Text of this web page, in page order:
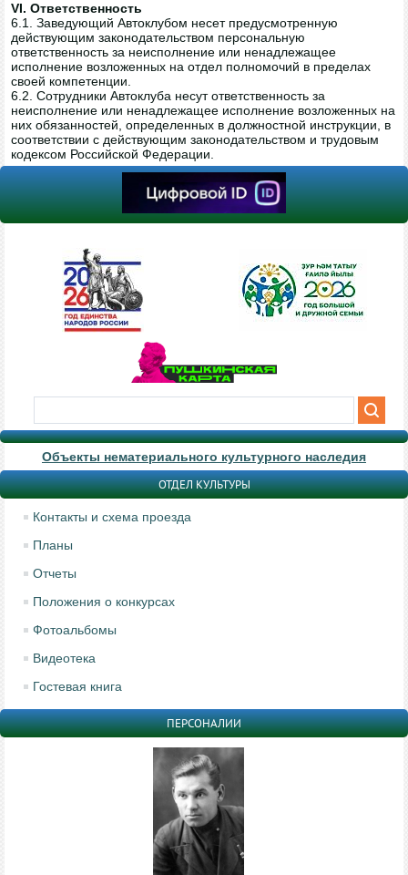
VI. Ответственность
6.1. Заведующий Автоклубом несет предусмотренную
действующим законодательством персональную
ответственность за неисполнение или ненадлежащее
исполнение возложенных на отдел полномочий в пределах
своей компетенции.
6.2. Сотрудники Автоклуба несут ответственность за
неисполнение или ненадлежащее исполнение возложенных на
них обязанностей, определенных в должностной инструкции, в
соответствии с действующим законодательством и трудовым
кодексом Российской Федерации.
Объекты нематериального культурного наследия
ОТДЕЛ КУЛЬТУРЫ
Контакты и схема проезда
Планы
Отчеты
Положения о конкурсах
Фотоальбомы
Видеотека
Гостевая книга
ПЕРСОНАЛИИ